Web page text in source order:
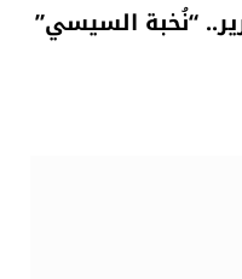
“نُخبة السيسي”